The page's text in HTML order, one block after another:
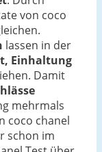
von coco
lassen in der
Einhaltung
Damit
mehrmals
coco chanel
schon im